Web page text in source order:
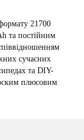
21700
та постійним
сучасних
та DIY-
плюсовим